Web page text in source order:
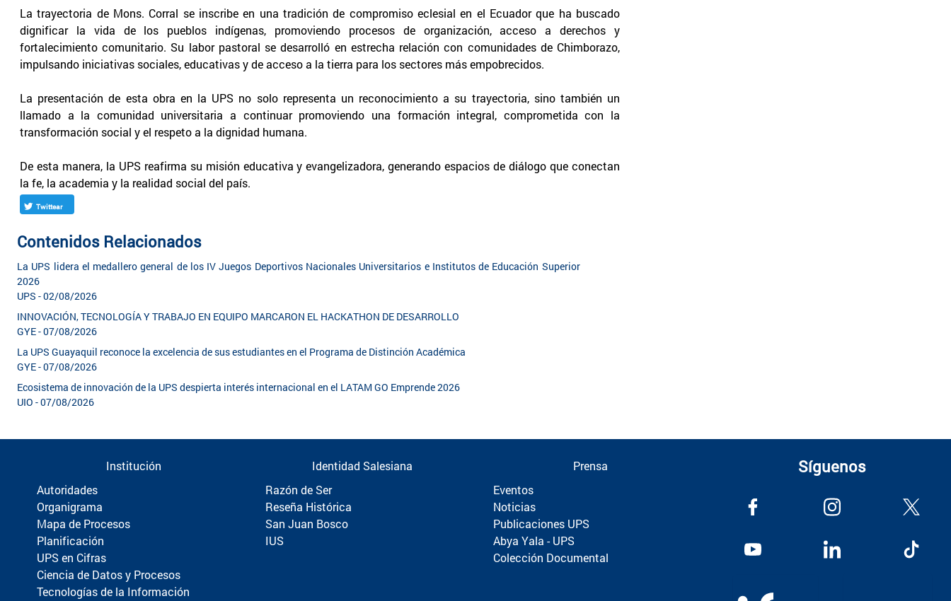
La trayectoria de Mons. Corral se inscribe en una tradición de compromiso eclesial en el Ecuador que ha buscado
dignificar la vida de los pueblos indígenas, promoviendo procesos de organización, acceso a derechos y
fortalecimiento comunitario. Su labor pastoral se desarrolló en estrecha relación con comunidades de Chimborazo,
impulsando iniciativas sociales, educativas y de acceso a la tierra para los sectores más empobrecidos.
La presentación de esta obra en la UPS no solo representa un reconocimiento a su trayectoria, sino también un
llamado a la comunidad universitaria a continuar promoviendo una formación integral, comprometida con la
transformación social y el respeto a la dignidad humana.
De esta manera, la UPS reafirma su misión educativa y evangelizadora, generando espacios de diálogo que conectan
la fe, la academia y la realidad social del país.
Twittear
Contenidos Relacionados
La UPS lidera el medallero general de los IV Juegos Deportivos Nacionales Universitarios e Institutos de Educación Superior
2026
UPS - 02/08/2026
INNOVACIÓN, TECNOLOGÍA Y TRABAJO EN EQUIPO MARCARON EL HACKATHON DE DESARROLLO
GYE - 07/08/2026
La UPS Guayaquil reconoce la excelencia de sus estudiantes en el Programa de Distinción Académica
GYE - 07/08/2026
Ecosistema de innovación de la UPS despierta interés internacional en el LATAM GO Emprende 2026
UIO - 07/08/2026
Institución
Autoridades
Organigrama
Mapa de Procesos
Planificación
UPS en Cifras
Ciencia de Datos y Procesos
Tecnologías de la Información
Identidad Salesiana
Razón de Ser
Reseña Histórica
San Juan Bosco
IUS
Prensa
Eventos
Noticias
Publicaciones UPS
Abya Yala - UPS
Colección Documental
Síguenos